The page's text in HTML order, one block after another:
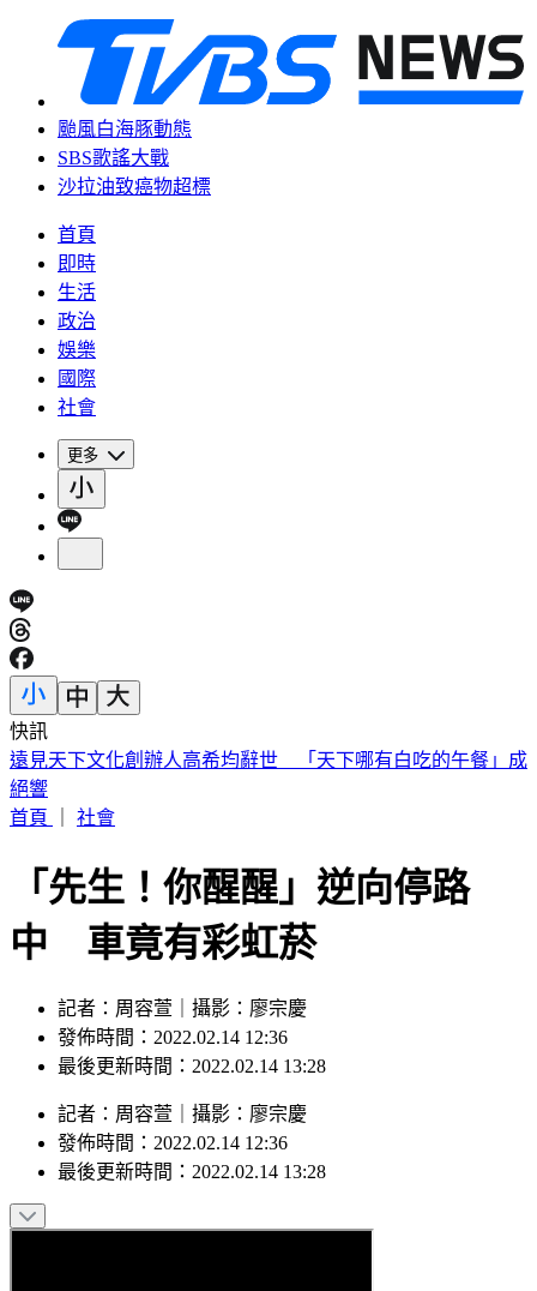
颱風白海豚動態
SBS歌謠大戰
沙拉油致癌物超標
首頁
即時
生活
政治
娛樂
國際
社會
更多
快訊
化妝師陳聆薇病逝！江蕙爆哭不敢到場：：早知道讓她多化一
點
首頁
社會
「先生！你醒醒」逆向停路
中 車竟有彩虹菸
記者：周容萱｜攝影：廖宗慶
發佈時間：2022.02.14 12:36
最後更新時間：2022.02.14 13:28
記者 ： 周容萱 攝影 ： 廖宗慶
發佈時間： 2022.02.14 12:36
最後更新時間： 2022.02.14 13:28